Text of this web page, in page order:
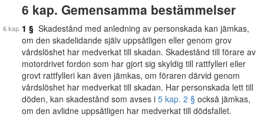
6 kap. Gemensamma bestämmelser
1 § Skadestånd med anledning av personskada kan jämkas,
om den skadelidande själv uppsåtligen eller genom grov
vårdslöshet har medverkat till skadan. Skadestånd till förare av
motordrivet fordon som har gjort sig skyldig till rattfylleri eller
grovt rattfylleri kan även jämkas, om föraren därvid genom
vårdslöshet har medverkat till skadan. Har personskada lett till
döden, kan skadestånd som avses i 5 kap. 2 § också jämkas,
om den avlidne uppsåtligen har medverkat till dödsfallet.